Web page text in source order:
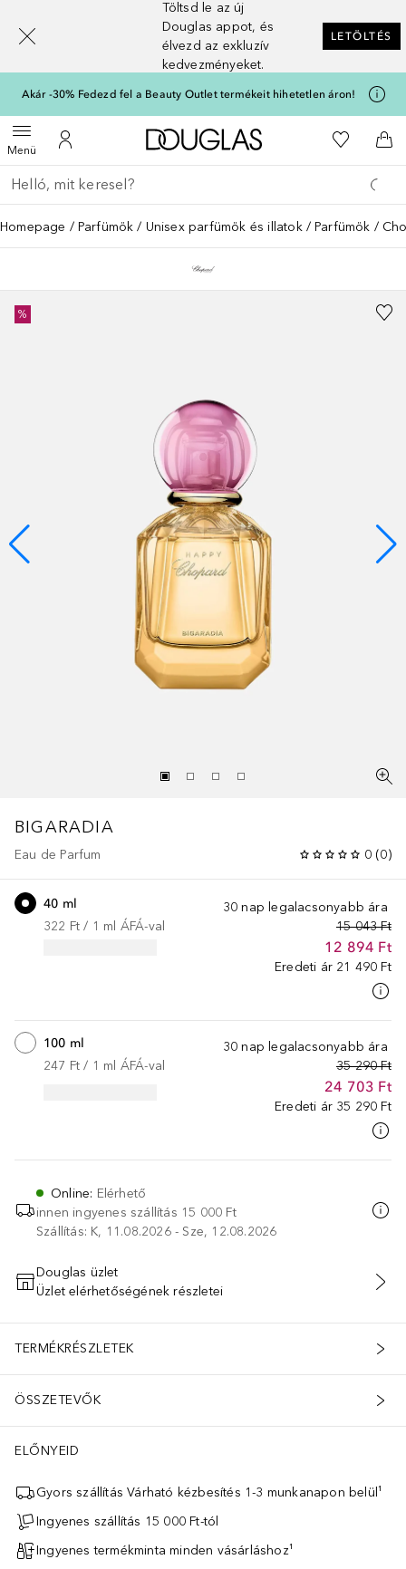
Töltsd le az új
Douglas appot, és
élvezd az exkluzív
kedvezményeket.
LETÖLTÉS
Akár -30% Fedezd fel a Beauty Outlet termékeit hihetetlen áron!
MenüMenü megnyitása
A fiókomhoz
A Douglas Főoldalra
A
Menj vissza
Keresés végrehajtása
Homepage Parfümök Unisex parfümök és illatok Parfümök
%
BIGARADIA
Eau de Parfum 0 (0)
30 nap legalacsonyabb ára
15 043 Ft
12 894 Ft
Eredeti ár 21 490 Ft
40 ml
322 Ft / 1 ml ÁFÁ-val
30 nap legalacsonyabb ára
35 290 Ft
24 703 Ft
Eredeti ár 35 290 Ft
100 ml
247 Ft / 1 ml ÁFÁ-val
Online: Elérhető
innen ingyenes szállítás 15 000 Ft
Szállítás: K, 11.08.2026 - Sze, 12.08.2026
KOSÁRBA HELYEZÉS
Douglas üzlet
Üzlet elérhetőségének részletei
TERMÉKRÉSZLETEK
ÖSSZETEVŐK
ELŐNYEID
Gyors szállítás Várható kézbesítés 1-3 munkanapon belül¹
Ingyenes szállítás 15 000 Ft-tól
Ingyenes termékminta minden vásárláshoz¹
[navigation.slideout.screenreader]